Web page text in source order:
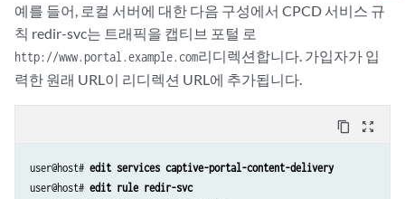
예를 들어, 로컬 서버에 대한 다음 구성에서 CPCD 서비스 규
칙 redir-svc는 트래픽을 캡티브 포털 로
http://www.portal.example.com리디렉션합니다. 가입자가 입
력한 원래 URL이 리디렉션 URL에 추가됩니다.
content_copy zoom_out_map
user@host# edit services captive-portal-content-delivery
user@host# edit rule redir-svc